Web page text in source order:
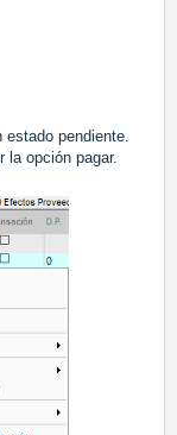
estado pendiente.
la opción pagar.